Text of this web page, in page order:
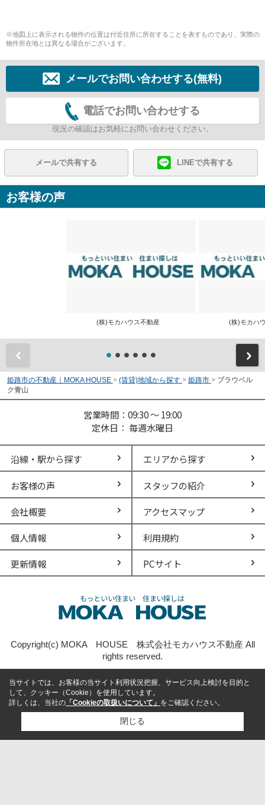
※地図上に表示される物件の位置は付近住所に所在することを表すものであり、実際の
物件所在地とは異なる場合がございます。
メールでお問い合わせする(無料)
電話でお問い合わせする
現況の確認はお気軽にお問い合わせください。
メールで共有する LINEで共有する
お客様の声
(株)モカハウス不動産 (株)モカハ
姫路市の不動産｜MOKA HOUSE > (賃貸)地域から探す > 姫路市 > ブラウベル
ク青山
営業時間：09:30 ～ 19:00
定休日： 毎週水曜日
沿線・駅から探す エリアから探す
お客様の声 スタッフの紹介
会社概要 アクセスマップ
個人情報 利用規約
更新情報 PCサイト
Copyright(c) MOKA HOUSE 株式会社モカハウス不動産 All
rights reserved.
当サイトでは、お客様の当サイト利用状況把握、サービス向上検討を目的と
して、クッキー（Cookie）を使用しています。
詳しくは、当社の 「Cookieの取扱いについて」 をご確認ください。
閉じる